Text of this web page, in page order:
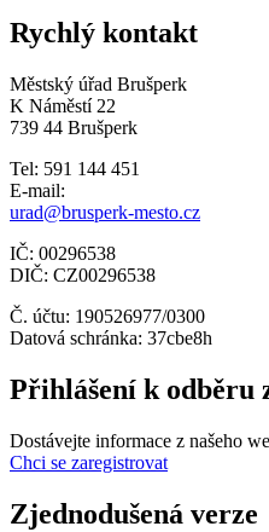
Rychlý kontakt
Městský úřad Brušperk
K Náměstí 22
739 44 Brušperk
Tel: 591 144 451
E-mail:
urad@brusperk-mesto.cz
IČ: 00296538
DIČ: CZ00296538
Č. účtu: 190526977/0300
Datová schránka: 37cbe8h
Přihlášení k odběru
Dostávejte informace z našeho
Chci se zaregistrovat
Zjednodušená verze